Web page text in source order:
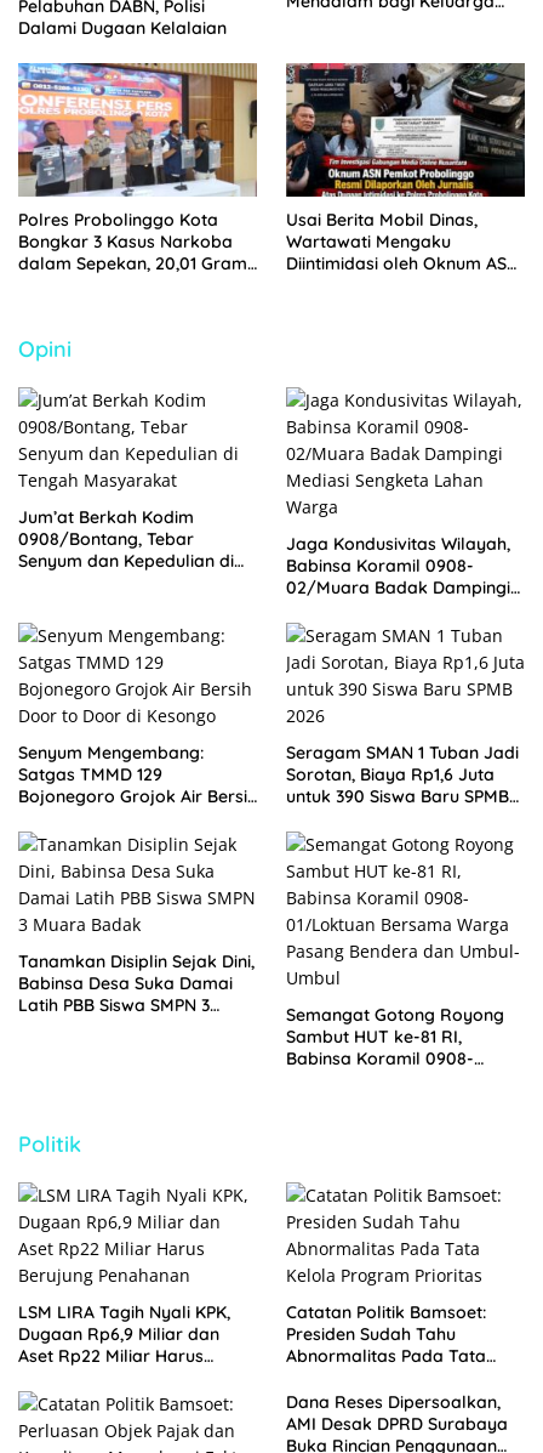
Pelabuhan DABN, Polisi
Dalami Dugaan Kelalaian
Polres Probolinggo Kota
Bongkar 3 Kasus Narkoba
dalam Sepekan, 20,01 Gram
Usai Berita Mobil Dinas,
Wartawati Mengaku
Diintimidasi oleh Oknum ASN
Opini
Jum’at Berkah Kodim
0908/Bontang, Tebar
Senyum dan Kepedulian di
Jaga Kondusivitas Wilayah,
Babinsa Koramil 0908-
02/Muara Badak Dampingi
Warga
Senyum Mengembang:
Satgas TMMD 129
Bojonegoro Grojok Air Bersih
Seragam SMAN 1 Tuban Jadi
Sorotan, Biaya Rp1,6 Juta
untuk 390 Siswa Baru SPMB
Tanamkan Disiplin Sejak Dini,
Babinsa Desa Suka Damai
Latih PBB Siswa SMPN 3
Semangat Gotong Royong
Sambut HUT ke-81 RI,
Babinsa Koramil 0908-
Politik
LSM LIRA Tagih Nyali KPK,
Dugaan Rp6,9 Miliar dan
Aset Rp22 Miliar Harus
Catatan Politik Bamsoet:
Presiden Sudah Tahu
Abnormalitas Pada Tata
Dana Reses Dipersoalkan,
AMI Desak DPRD Surabaya
Buka Rincian Penggunaan